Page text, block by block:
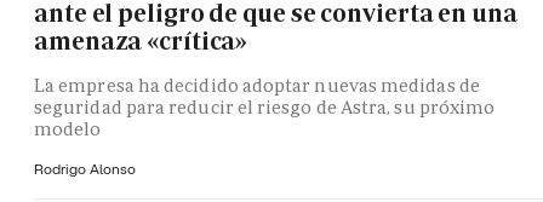
ante el peligro de que se convierta en una
amenaza «crítica»
La empresa ha decidido adoptar nuevas medidas de
seguridad para reducir el riesgo de Astra, su próximo
modelo
Rodrigo Alonso